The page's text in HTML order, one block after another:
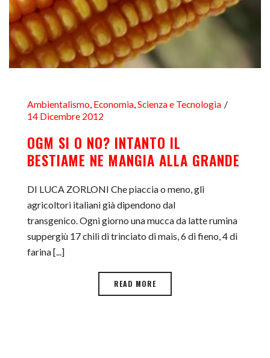
Ambientalismo, Economia,Scienza e Tecnologia
14 Dicembre 2012
OGM SI O NO? INTANTO IL
BESTIAME NE MANGIA ALLA GRANDE
DI LUCA ZORLONI Che piaccia o meno, gli
agricoltori italiani già dipendono dal
transgenico. Ogni giorno una mucca da latte rumina
suppergiù 17 chili di trinciato di mais, 6 di fieno, 4 di
farina [...]
READ MORE